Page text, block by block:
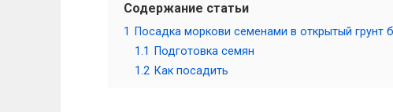
Содержание статьи
1
Посадка моркови семенами в открытый
1.1
Подготовка семян
1.2 Как посадить